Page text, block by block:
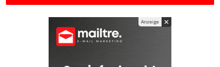
Anzeige ✕